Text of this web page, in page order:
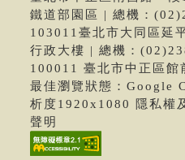
鐵道部園區 | 總機：
103011臺北市大同區延
行政大樓 | 總機：
100011 臺北市中正區館
最佳瀏覽狀態：Google
析度1920x1080 隱私權
聲明